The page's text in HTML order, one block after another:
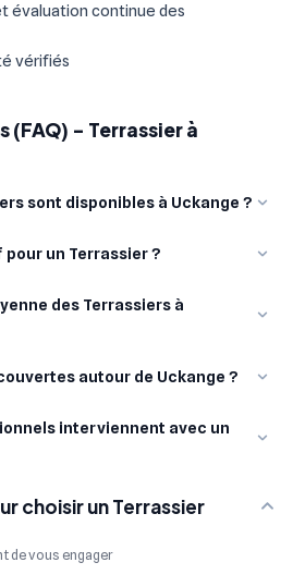
évaluation continue des
vérifiés
(FAQ) - Terrassier à
sont disponibles à Uckange ?
pour un Terrassier ?
des Terrassiers à
autour de Uckange ?
interviennent avec un
choisir un Terrassier
de vous engager